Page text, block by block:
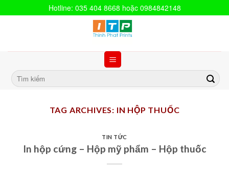
Hotline: 035 404 8668 hoặc 0984842148
TAG ARCHIVES: IN HỘP THUỐC
TIN TỨC
In hộp cứng – Hộp mỹ phẩm – Hộp thuốc